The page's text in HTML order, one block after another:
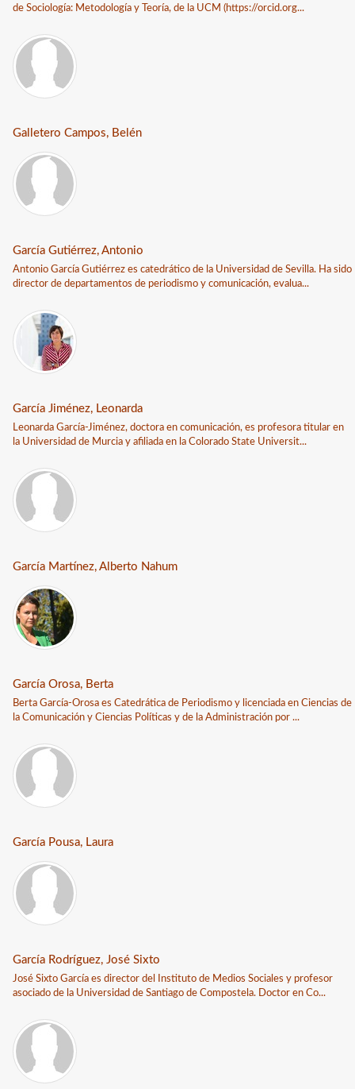
de Sociología: Metodología y Teoría, de la UCM (https://orcid.org...
Galletero Campos, Belén
García Gutiérrez, Antonio
Antonio García Gutiérrez es catedrático de la Universidad de Sevilla. Ha sido
director de departamentos de periodismo y comunicación, evalua...
García Jiménez, Leonarda
Leonarda García-Jiménez, doctora en comunicación, es profesora titular en
la Universidad de Murcia y afiliada en la Colorado State Universit...
García Martínez, Alberto Nahum
García Orosa, Berta
Berta García-Orosa es Catedrática de Periodismo y licenciada en Ciencias de
la Comunicación y Ciencias Políticas y de la Administración por ...
García Pousa, Laura
García Rodríguez, José Sixto
José Sixto García es director del Instituto de Medios Sociales y profesor
asociado de la Universidad de Santiago de Compostela. Doctor en Co...